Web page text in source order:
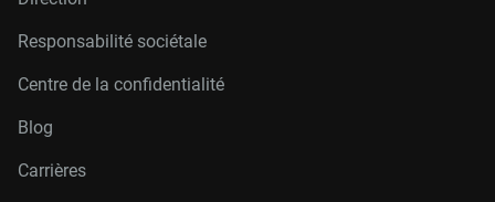
Responsabilité sociétale
Centre de la confidentialité
Blog
Carrières